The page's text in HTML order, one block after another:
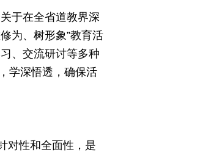
于在全省道教界深
为、树形象”教育活
、交流研讨等多种
学深悟透，确保活
对性和全面性，是